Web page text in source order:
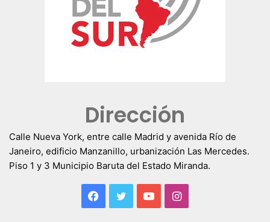
Dirección
Calle Nueva York, entre calle Madrid y avenida Río de
Janeiro, edificio Manzanillo, urbanización Las Mercedes.
Piso 1 y 3 Municipio Baruta del Estado Miranda.
Facebook
TwitterYouTubeInstagram